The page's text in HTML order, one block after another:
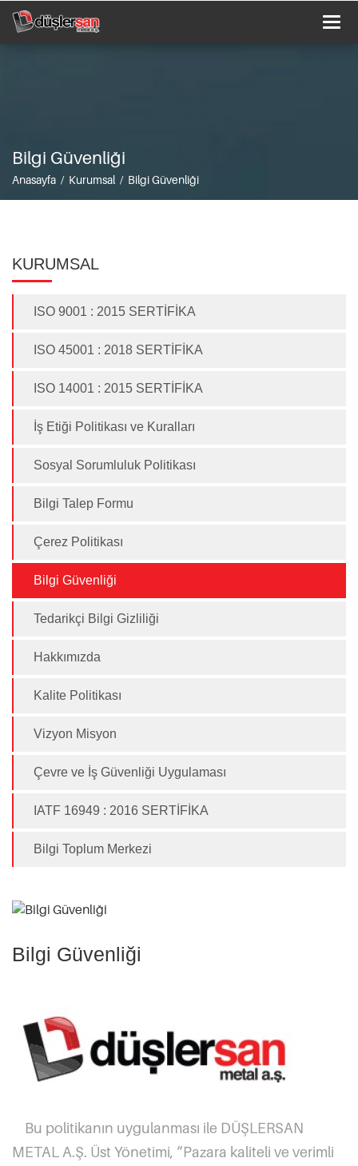
Bilgi Güvenliği
Anasayfa / Kurumsal / Bilgi Güvenliği
KURUMSAL
ISO 9001 : 2015 SERTİFİKA
ISO 45001 : 2018 SERTİFİKA
ISO 14001 : 2015 SERTİFİKA
İş Etiği Politikası ve Kuralları
Sosyal Sorumluluk Politikası
Bilgi Talep Formu
Çerez Politikası
Bilgi Güvenliği
Tedarikçi Bilgi Gizliliği
Hakkımızda
Kalite Politikası
Vizyon Misyon
Çevre ve İş Güvenliği Uygulaması
IATF 16949 : 2016 SERTİFİKA
Bilgi Toplum Merkezi
Bilgi Güvenliği
Bu politikanın uygulanması ile DÜŞLERSAN
METAL A.Ş. Üst Yönetimi, “Pazara kaliteli ve verimli